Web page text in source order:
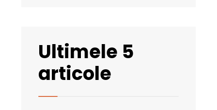
Ultimele 5
articole